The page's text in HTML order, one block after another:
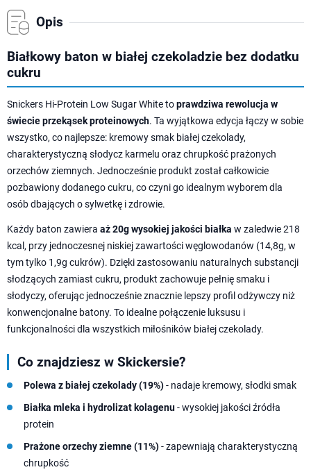
Opis
Białkowy baton w białej czekoladzie bez dodatku
cukru
Snickers Hi-Protein Low Sugar White toprawdziwa rewolucja w
świecie przekąsek proteinowych. Ta wyjątkowa edycja łączy w sobie
wszystko, co najlepsze: kremowy smak białej czekolady,
charakterystyczną słodycz karmelu oraz chrupkość prażonych
orzechów ziemnych. Jednocześnie produkt został całkowicie
pozbawiony dodanego cukru, co czyni go idealnym wyborem dla
osób dbających o sylwetkę i zdrowie.
Każdy baton zawiera aż 20g wysokiej jakości białka w zaledwie 218
kcal, przy jednoczesnej niskiej zawartości węglowodanów (14,8g, w
tym tylko 1,9g cukrów). Dzięki zastosowaniu naturalnych substancji
słodzących zamiast cukru, produkt zachowuje pełnię smaku i
słodyczy, oferując jednocześnie znacznie lepszy profil odżywczy niż
konwencjonalne batony. To idealne połączenie luksusu i
funkcjonalności dla wszystkich miłośników białej czekolady.
Co znajdziesz w Skickersie?
Polewa z białej czekolady (19%)- nadaje kremowy, słodki smak
Białka mleka i hydrolizat kolagenu- wysokiej jakości źródła
protein
Prażone orzechy ziemne (11%)- zapewniają charakterystyczną
chrupkość